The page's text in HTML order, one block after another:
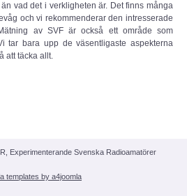
vad det i verkligheten är. Det finns många
och vi rekommenderar den intresserade
av SVF är också ett område som
tar bara upp de väsentligaste aspekterna
att täcka allt.
Experimenterande Svenska Radioamatörer
templates by a4joomla